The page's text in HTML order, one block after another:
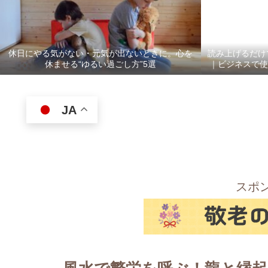
休日にやる気がない・元気が出ないときに。心を
休ませる“ゆるい過ごし方”5選
読み上げるだ
｜ビジネスで
JA
スポ